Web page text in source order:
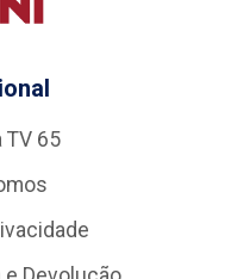
TV 65